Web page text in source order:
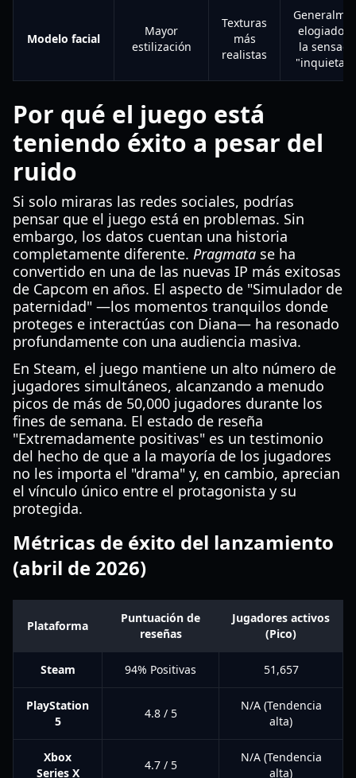
Modelo facial
Mayor
estilización
Texturas
más
realistas
elogiado
la
Por qué el juego está
teniendo éxito a pesar del
ruido
Si solo miraras las redes sociales, podrías
pensar que el juego está en problemas. Sin
embargo, los datos cuentan una historia
completamente diferente. Pragmata se ha
convertido en una de las nuevas IP más exitosas
de Capcom en años. El aspecto de "Simulador de
paternidad" —los momentos tranquilos donde
proteges e interactúas con Diana— ha resonado
profundamente con una audiencia masiva.
En Steam, el juego mantiene un alto número de
jugadores simultáneos, alcanzando a menudo
picos de más de 50,000 jugadores durante los
fines de semana. El estado de reseña
"Extremadamente positivas" es un testimonio
del hecho de que a la mayoría de los jugadores
no les importa el "drama" y, en cambio, aprecian
el vínculo único entre el protagonista y su
protegida.
Métricas de éxito del lanzamiento
(abril de 2026)
Plataforma
Puntuación de
reseñas
Jugadores activos
(Pico)
Steam 94% Positivas 51,657
PlayStation
5
4.8 / 5
N/A (Tendencia
alta)
Xbox
Series X
4.7 / 5
N/A (Tendencia
alta)